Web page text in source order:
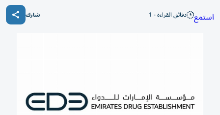
استمع دقائق القراءة - 1 شارك